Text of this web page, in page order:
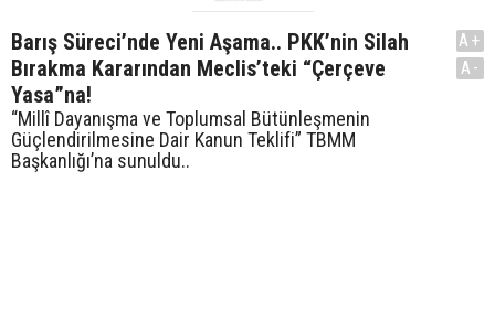
Barış Süreci’nde Yeni Aşama.. PKK’nin Silah
Bırakma Kararından Meclis’teki “Çerçeve
Yasa”na!
“Millî Dayanışma ve Toplumsal Bütünleşmenin
Güçlendirilmesine Dair Kanun Teklifi” TBMM
Başkanlığı’na sunuldu..
A+
A-